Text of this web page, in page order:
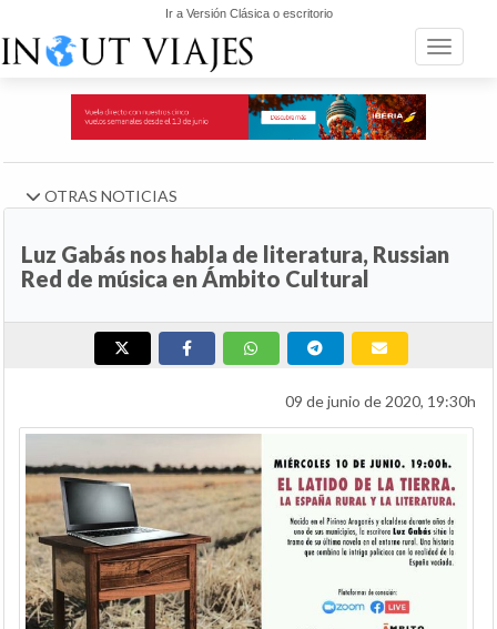
Ir a Versión Clásica o escritorio
Toggle
OTRAS NOTICIAS
Luz Gabás nos habla de literatura, Russian
Red de música en Ámbito Cultural
09 de junio de 2020, 19:30h